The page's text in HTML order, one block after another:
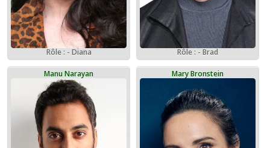
Rôle : - Diana Rôle : - Brad
Manu Narayan Mary Bronstein